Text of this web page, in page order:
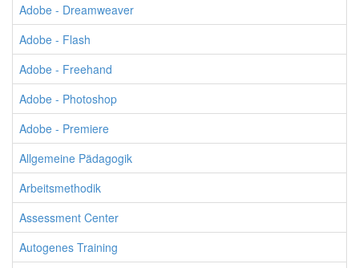
Adobe - Dreamweaver
Adobe - Flash
Adobe - Freehand
Adobe - Photoshop
Adobe - Premiere
Allgemeine Pädagogik
Arbeitsmethodik
Assessment Center
Autogenes Training